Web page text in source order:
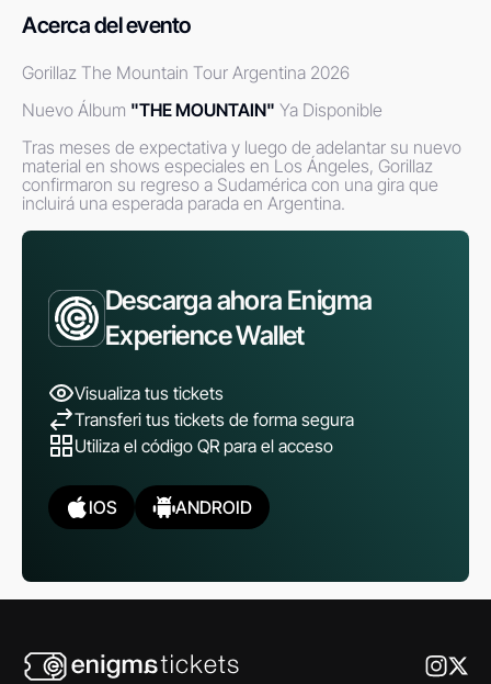
Acerca del evento
Gorillaz The Mountain Tour Argentina 2026
Nuevo Álbum "THE MOUNTAIN" Ya Disponible
Tras meses de expectativa y luego de adelantar su nuevo
material en shows especiales en Los Ángeles, Gorillaz
confirmaron su regreso a Sudamérica con una gira que
incluirá una esperada parada en Argentina.
Descarga ahora Enigma
Experience Wallet
Visualiza tus tickets
Transferi tus tickets de forma segura
Utiliza el código QR para el acceso
IOS ANDROID